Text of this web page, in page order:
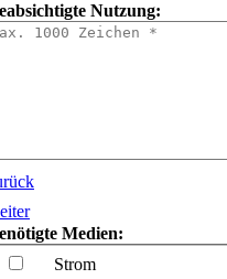
Nutzung:
Medien:
Strom